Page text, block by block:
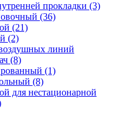
прокладки (3)
(36)
(21)
(2)
линий
(8)
(1)
(8)
для нестационарной